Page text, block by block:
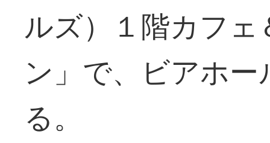
ルズ）１階カフ
ン」で、ビアホ
る。